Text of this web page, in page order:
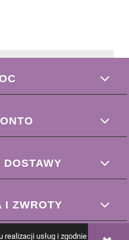
usług i zgodnie z
I ZWROTY